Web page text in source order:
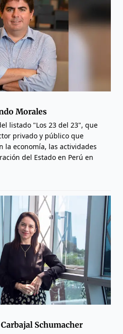
Morales
listado "Los 23 del 23", que
privado y público que
la economía, las actividades
del Estado en Perú en
Schumacher